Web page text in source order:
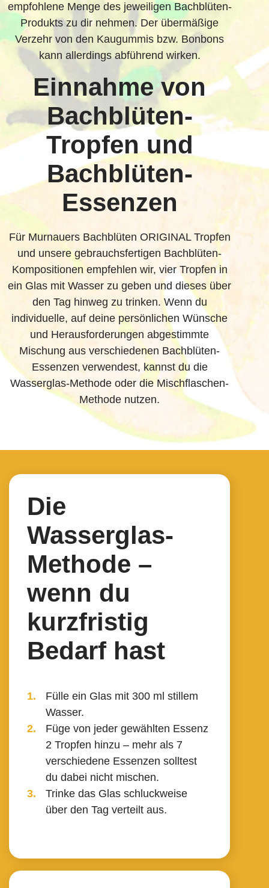
empfohlene Menge des jeweiligen Bachblüten-
Produkts zu dir nehmen. Der übermäßige
Verzehr von den Kaugummis bzw. Bonbons
kann allerdings abführend wirken.
Einnahme von
Bachblüten-
Tropfen und
Bachblüten-
Essenzen
Für Murnauers Bachblüten ORIGINAL Tropfen
und unsere gebrauchsfertigen Bachblüten-
Kompositionen empfehlen wir, vier Tropfen in
ein Glas mit Wasser zu geben und dieses über
den Tag hinweg zu trinken. Wenn du
individuelle, auf deine persönlichen Wünsche
und Herausforderungen abgestimmte
Mischung aus verschiedenen Bachblüten-
Essenzen verwendest, kannst du die
Wasserglas-Methode oder die Mischflaschen-
Methode nutzen.
Die
Wasserglas-
Methode –
wenn du
kurzfristig
Bedarf hast
Fülle ein Glas mit 300 ml stillem
Wasser.
Füge von jeder gewählten Essenz
2 Tropfen hinzu – mehr als 7
verschiedene Essenzen solltest
du dabei nicht mischen.
Trinke das Glas schluckweise
über den Tag verteilt aus.